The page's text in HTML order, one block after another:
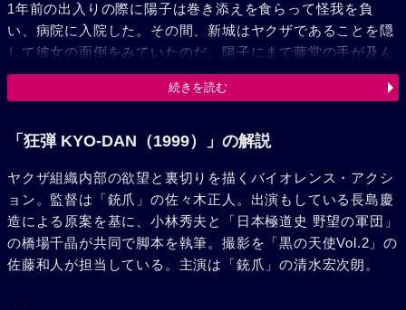
1年前の出入りの際に陽子は巻き添えを食らって怪我を負
い、病院に入院した。その間、新城はヤクザであることを隠
して彼女の面倒をみていたのだ。陽子にまで藤堂の手が及ん
だことを知った新城は、彼女を守るべく藤堂との対決に赴く
が、すんでのところで藤堂を取り逃がしてしまう。そして1
ィスコへ乗り込んでいくのであった。
続きを読む
「狂弾 KYO-DAN（1999）」の解説
ヤクザ組織内部の欲望と裏切りを描くバイオレンス・アクシ
ョン。監督は「銃爪」の佐々木正人。出演もしている長島慶
造による原案を基に、小林秀夫と「日本極道史 野望の軍団」
の橋場千晶が共同で脚本を執筆。撮影を「黒の天使Vol.2」の
佐藤和人が担当している。主演は「銃爪」の清水宏次朗。